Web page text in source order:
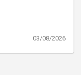
03/08/2026